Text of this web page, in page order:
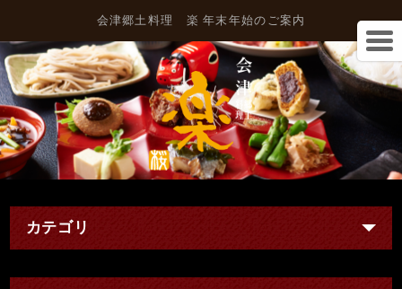
会津郷土料理 楽 年末年始のご案内
カテゴリ